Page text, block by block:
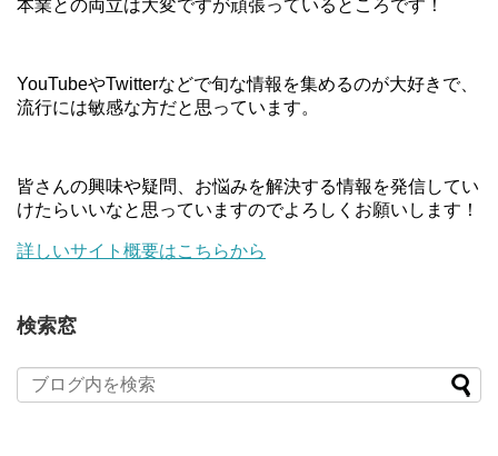
本業との両立は大変ですが頑張っているところです！
YouTubeやTwitterなどで旬な情報を集めるのが大好きで、
流行には敏感な方だと思っています。
皆さんの興味や疑問、お悩みを解決する情報を発信してい
けたらいいなと思っていますのでよろしくお願いします！
詳しいサイト概要はこちらから
検索窓